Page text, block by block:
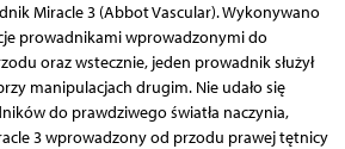
Miracle 3 (Abbot Vascular). Wykonywano
prowadnikami wprowadzonymi do
oraz wstecznie, jeden prowadnik służył
manipulacjach drugim. Nie udało się
do prawdziwego światła naczynia,
3 wprowadzony od przodu prawej tętnicy